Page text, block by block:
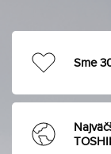
Sme